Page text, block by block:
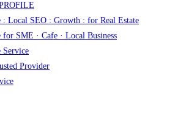
: Local SEO : Growth : for Real Estate
SME · Cafe · Local Business
Service
Provider